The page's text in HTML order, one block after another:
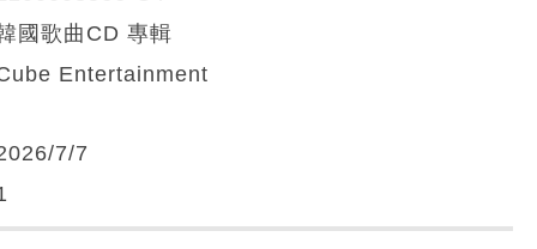
國歌曲CD 專輯
Entertainment
7/7